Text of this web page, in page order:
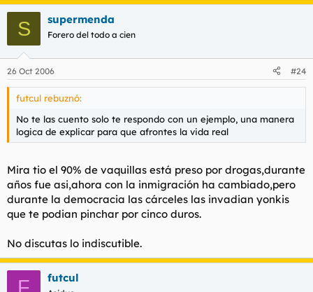
S supermenda
Forero del todo a cien
26 Oct 2006 #24
futcul rebuznó:
No te las cuento solo te respondo con un ejemplo, una manera
logica de explicar para que afrontes la vida real
Mira tio el 90% de vaquillas está preso por drogas,durante
años fue asi,ahora con la inmigración ha cambiado,pero
durante la democracia las cárceles las invadian yonkis
que te podian pinchar por cinco duros.
No discutas lo indiscutible.
F futcul